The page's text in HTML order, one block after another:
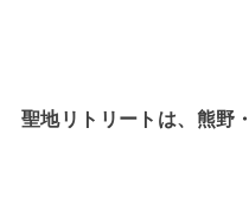
聖地リトリートは、熊野